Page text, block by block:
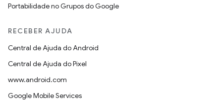
Portabilidade no Grupos do Google
RECEBER AJUDA
Central de Ajuda do Android
Central de Ajuda do Pixel
www.android.com
Google Mobile Services